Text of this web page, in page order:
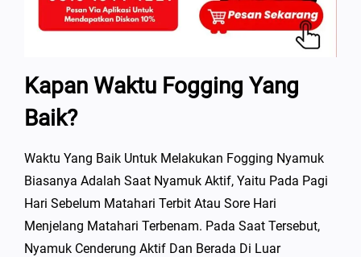
Kapan Waktu Fogging Yang
Baik?
Waktu Yang Baik Untuk Melakukan Fogging Nyamuk
Biasanya Adalah Saat Nyamuk Aktif, Yaitu Pada Pagi
Hari Sebelum Matahari Terbit Atau Sore Hari
Menjelang Matahari Terbenam. Pada Saat Tersebut,
Nyamuk Cenderung Aktif Dan Berada Di Luar